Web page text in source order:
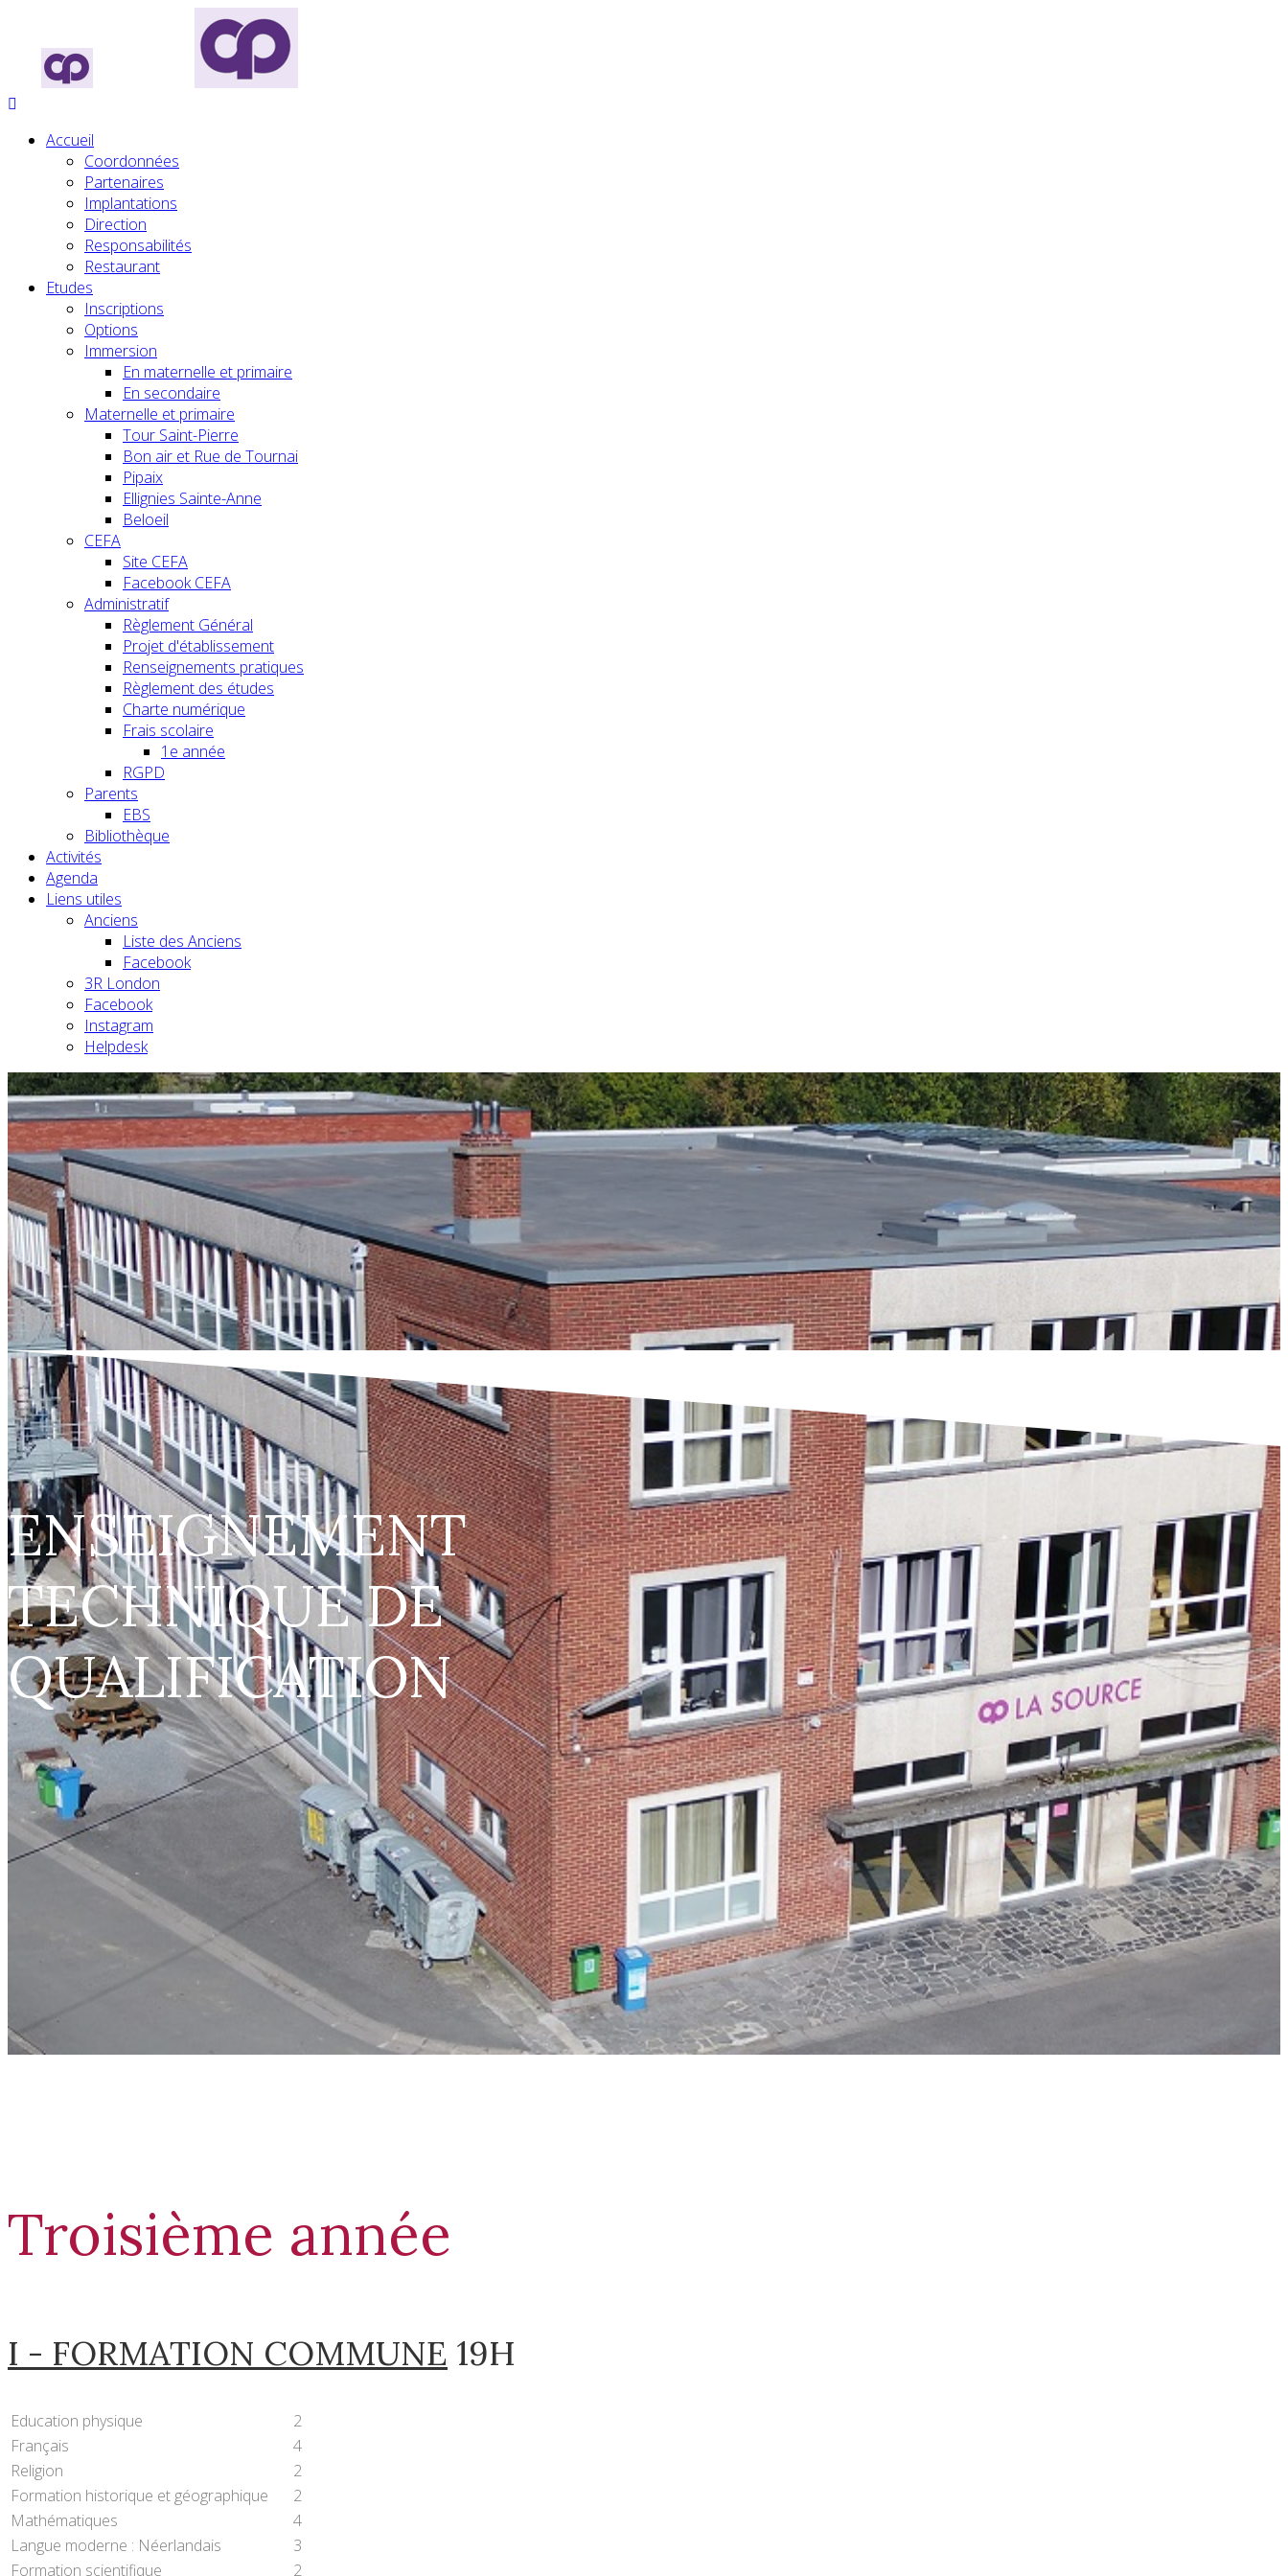
Accueil
Coordonnées
Partenaires
Implantations
Direction
Responsabilités
Restaurant
Etudes
Inscriptions
Options
Immersion
En maternelle et primaire
En secondaire
Maternelle et primaire
Tour Saint-Pierre
Bon air et Rue de Tournai
Pipaix
Ellignies Sainte-Anne
Beloeil
CEFA
Site CEFA
Facebook CEFA
Administratif
Règlement Général
Projet d'établissement
Renseignements pratiques
Règlement des études
Charte numérique
Frais scolaire
1e année
RGPD
Parents
EBS
Bibliothèque
Activités
Agenda
Liens utiles
Anciens
Liste des Anciens
Facebook
3R London
Facebook
Instagram
Helpdesk
ENSEIGNEMENT
TECHNIQUE DE
QUALIFICATION
Troisième année
I - FORMATION COMMUNE 19H
Education physique
2
Français
4
Religion
2
Formation historique et géographique
2
Mathématiques
4
Langue moderne : Néerlandais
3
Formation scientifique
2